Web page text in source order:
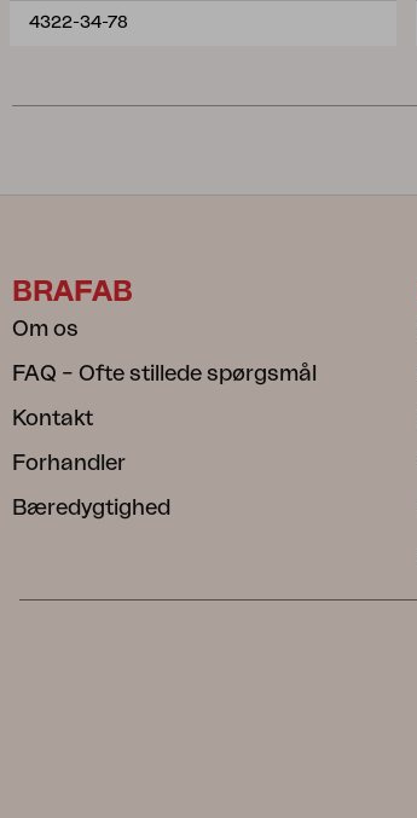
4322-34-78
BRAFAB
Om os
FAQ – Ofte stillede spørgsmål
Kontakt
Forhandler
Bæredygtighed